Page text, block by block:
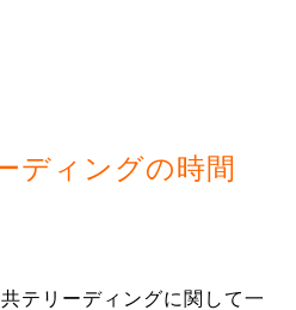
ディングの時間
テリーディングに関して一